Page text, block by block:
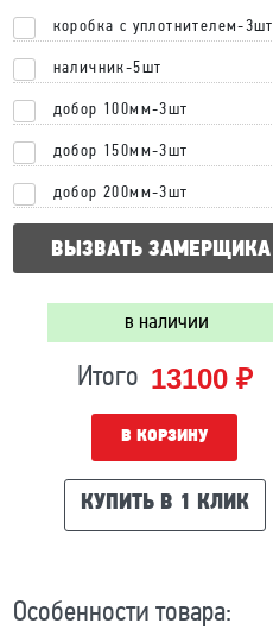
коробка с уплотнителем-3шт
наличник-5шт
добор 100мм-3шт
добор 150мм-3шт
добор 200мм-3шт
ВЫЗВАТЬ ЗАМЕРЩИКА
в наличии
Итого 13100 ₽
В КОРЗИНУ
КУПИТЬ В 1 КЛИК
Особенности товара: